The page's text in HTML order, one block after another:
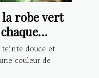
robe vert
teinte douce et
couleur de